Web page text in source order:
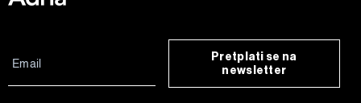
Pretplati se na
newsletter